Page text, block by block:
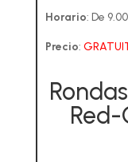
Horario: De
Precio:
Red-